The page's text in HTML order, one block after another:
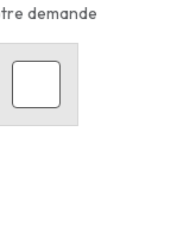
demande